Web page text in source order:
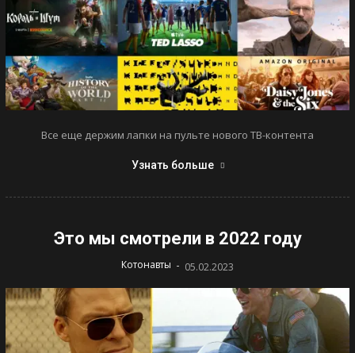
Все еще держим лапки на пульте нового ТВ-контента
Узнать больше
Это мы смотрели в 2022 году
Котонавты - 05.02.2023